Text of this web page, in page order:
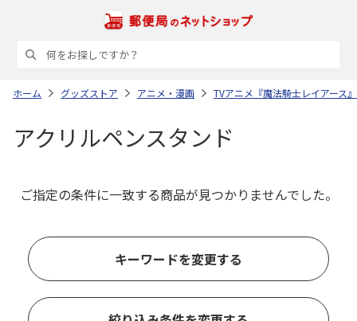
ホーム グッズストア アニメ・漫画 TVアニメ『魔法騎士レイアース
アクリルペンスタンド
ご指定の条件に一致する商品が見つかりませんでした。
キーワードを変更する